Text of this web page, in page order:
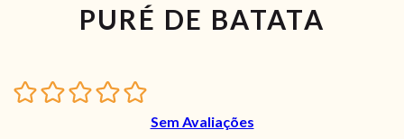
PURÉ DE BATATA
Sem Avaliações